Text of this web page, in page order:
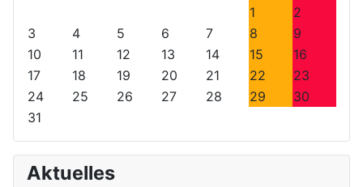
r
i
e
s
J
a
h
r
r
M
o
n
a
r
M
a
1
2
3
4 5 6 7 8
9
10
11 12 13 14 15
16
17
18 19 20 21 22
23
24
25 26 27 28 29
30
31
Aktuelles